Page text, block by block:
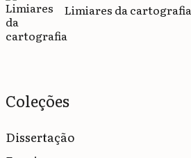
Limiares da cartografia
Coleções
Dissertação